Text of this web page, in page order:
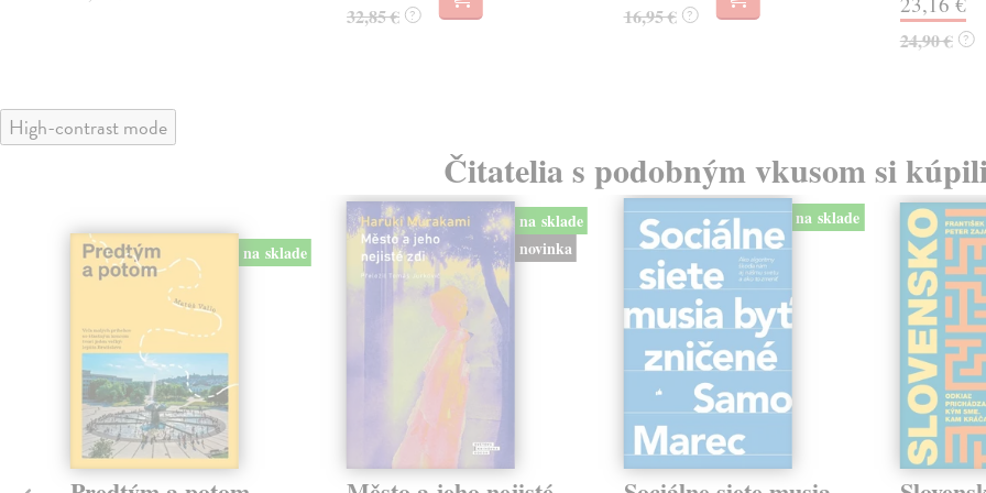
32,85 € ? 16,95 € ?
24,90 € ?
High-contrast mode
Čitatelia s podobným vkusom si
na sklade
na sklade
novinka
na sklade